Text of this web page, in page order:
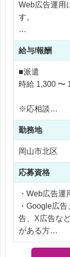
・デザインだ
軟に対応でき
【働き方】
週2日勤務、
います。
勤務時間は、
家庭やプライ
がら働きたい
Web広告運用
す。
主に担当いた
eb広告の入稿
作成補助など
社員や運用会
確認、配信ス
定確認などを
また、広告配
から数値を抽
業も発生しま
CTR、CPC、
広告用語に触
りやすい内容
扱う媒体は、
す。
給与/報酬
■派遣
時給 1,300 〜
※応相談
※ご経験によ
※交通費支給
※残業なし
勤務地
岡山市北区
応募資格
・Web広告
・Google広
告、X広告な
がある方
・広告配信レ